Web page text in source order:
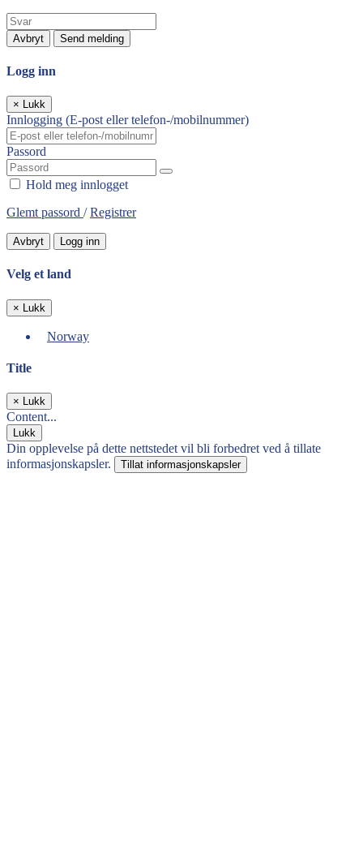
Avbryt Send melding
Logg inn
× Lukk
Innlogging (E-post eller telefon-/mobilnummer)
Passord
Hold meg innlogget
Glemt passord /Registrer
Avbryt Logg inn
Velg et land
× Lukk
Norway
Title
× Lukk
Content...
Lukk
Din opplevelse på dette nettstedet vil bli forbedret ved å tillate
informasjonskapsler.
Tillat informasjonskapsler